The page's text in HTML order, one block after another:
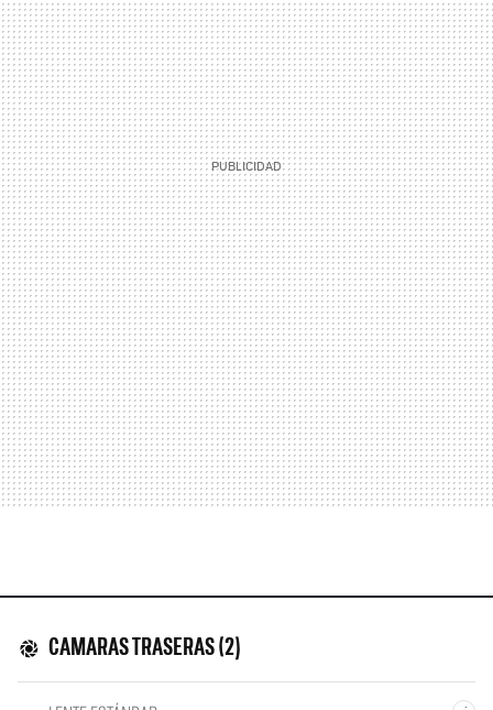
CAMARAS TRASERAS (2)